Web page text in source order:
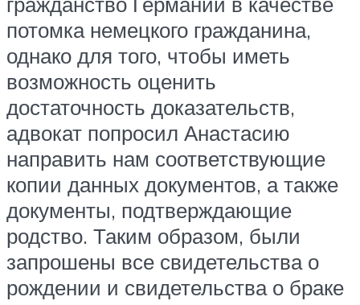
потомка немецкого гражданина,
однако для того, чтобы иметь
возможность оценить
достаточность доказательств,
адвокат попросил Анастасию
направить нам соответствующие
копии данных документов, а также
документы, подтверждающие
родство. Таким образом, были
запрошены все свидетельства о
рождении и свидетельства о браке